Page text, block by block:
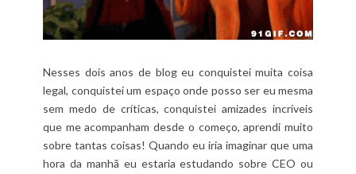
Nesses dois anos de blog eu conquistei muita coisa
legal, conquistei um espaço onde posso ser eu mesma
sem medo de críticas, conquistei amizades incríveis
que me acompanham desde o começo, aprendi muito
sobre tantas coisas! Quando eu iria imaginar que uma
hora da manhã eu estaria estudando sobre CEO ou